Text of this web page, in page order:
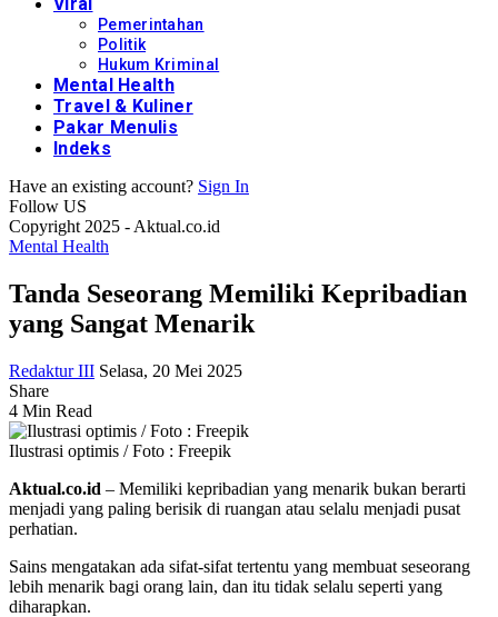
Pemerintahan
Politik
Hukum Kriminal
Mental Health
Travel & Kuliner
Pakar Menulis
Indeks
Have an existing account? Sign In
Follow US
Copyright 2025 - Aktual.co.id
Mental Health
Tanda Seseorang Memiliki Kepribadian
yang Sangat Menarik
Redaktur III Selasa, 20 Mei 2025
Share
4 Min Read
Ilustrasi optimis / Foto : Freepik
Aktual.co.id – Memiliki kepribadian yang menarik bukan berarti
menjadi yang paling berisik di ruangan atau selalu menjadi pusat
perhatian.
Sains mengatakan ada sifat-sifat tertentu yang membuat seseorang
lebih menarik bagi orang lain, dan itu tidak selalu seperti yang
diharapkan.